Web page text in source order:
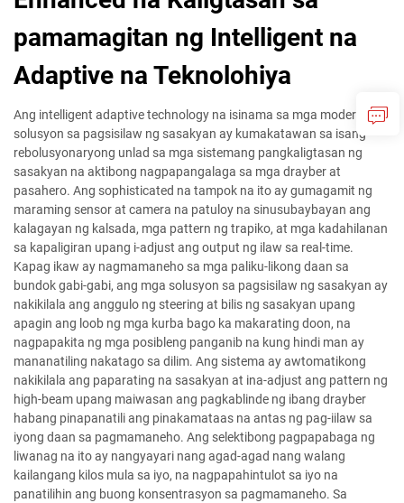
pamamagitan ng Intelligent na
Adaptive na Teknolohiya
Ang intelligent adaptive technology na isinama sa mga modernong
solusyon sa pagsisilaw ng sasakyan ay kumakatawan sa isang
rebolusyonaryong unlad sa mga sistemang pangkaligtasan ng
sasakyan na aktibong nagpapangalaga sa mga drayber at
pasahero. Ang sophisticated na tampok na ito ay gumagamit ng
maraming sensor at camera na patuloy na sinusubaybayan ang
kalagayan ng kalsada, mga pattern ng trapiko, at mga kadahilanan
sa kapaligiran upang i-adjust ang output ng ilaw sa real-time.
Kapag ikaw ay nagmamaneho sa mga paliku-likong daan sa
bundok gabi-gabi, ang mga solusyon sa pagsisilaw ng sasakyan ay
nakikilala ang anggulo ng steering at bilis ng sasakyan upang
apagin ang loob ng mga kurba bago ka makarating doon, na
nagpapakita ng mga posibleng panganib na kung hindi man ay
mananatiling nakatago sa dilim. Ang sistema ay awtomatikong
nakikilala ang paparating na sasakyan at ina-adjust ang pattern ng
high-beam upang maiwasan ang pagkablinde ng ibang drayber
habang pinapanatili ang pinakamataas na antas ng pag-iilaw sa
iyong daan sa pagmamaneho. Ang selektibong pagpapabaga ng
liwanag na ito ay nangyayari nang agad-agad nang walang
kailangang kilos mula sa iyo, na nagpapahintulot sa iyo na
panatilihin ang buong konsentrasyon sa pagmamaneho. Sa